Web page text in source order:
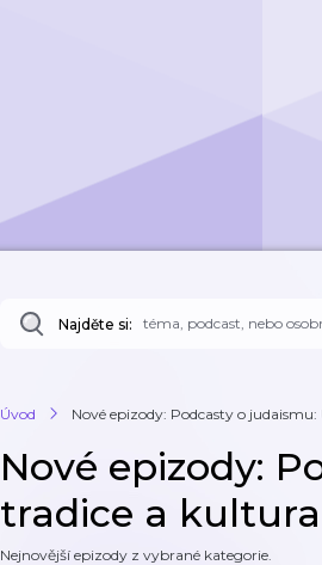
Najděte si:
Úvod Nové epizody: Podcasty o
Nové epizody:
tradice a kultura
Nejnovější epizody z vybrané kategorie.